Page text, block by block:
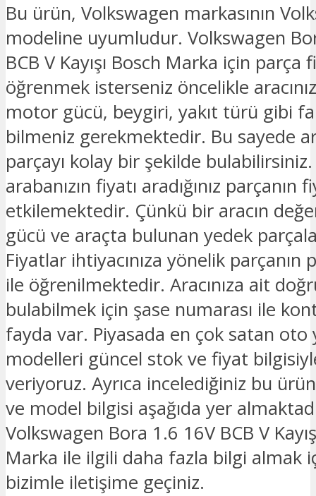
Bu ürün, Volkswagen markasının
modeline uyumludur. Volkswagen
BCB V Kayışı Bosch Marka için parça
öğrenmek isterseniz öncelikle
motor gücü, beygiri, yakıt türü gibi
bilmeniz gerekmektedir. Bu sayede
parçayı kolay bir şekilde bulabilirsiniz.
arabanızın fiyatı aradığınız parçanın
etkilemektedir. Çünkü bir aracın
gücü ve araçta bulunan yedek
Fiyatlar ihtiyacınıza yönelik parçanın
ile öğrenilmektedir. Aracınıza ait
bulabilmek için şase numarası ile
fayda var. Piyasada en çok satan oto
modelleri güncel stok ve fiyat
veriyoruz. Ayrıca incelediğiniz bu
ve model bilgisi aşağıda yer
Volkswagen Bora 1.6 16V BCB V
Marka ile ilgili daha fazla bilgi almak
bizimle iletişime geçiniz.